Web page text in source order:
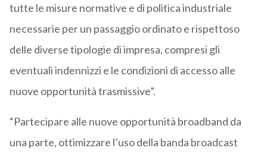
tutte le misure normative e di politica industriale
necessarie per un passaggio ordinato e rispettoso
delle diverse tipologie di impresa, compresi gli
eventuali indennizzi e le condizioni di accesso alle
nuove opportunità trasmissive”.
“Partecipare alle nuove opportunità broadband da
una parte, ottimizzare l’uso della banda broadcast